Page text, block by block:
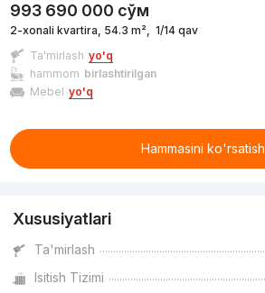
993 690 000 сўм
2-xonali kvartira, 54.3 m², 1/14 qavat
Ta'mirlash yo'q
hammom birlashtirilgan
Mebel yo'q
Hammasini ko'rsatish
Xususiyatlari
Ta'mirlash
Isitish Tizimi